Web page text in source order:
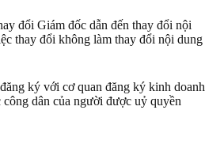
đổi Giám đốc dẫn đến thay đổi nội
thay đổi không làm thay đổi nội dung
ký với cơ quan đăng ký kinh doanh
dân của người được uỷ quyền